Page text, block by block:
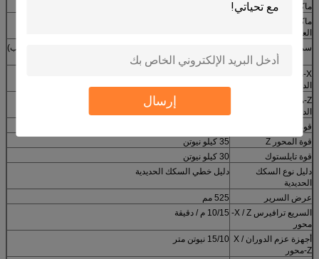
إرسال
ماكس. تحول قطر
ماكس. طول قطعة
العمل
سمك فارغة
0،5-5،0 ملم (الألومنيوم والنحاس) 0،5-2،5 مم (الكربون الصلب)
0،5-2،0 مم (الفولاذ المقاوم للصدأ)
X-محور السكتة
الدماغية
Z-محور السكتة
الدماغية
قوة المحور السيني
قوة المحور Z
35 كيلو نيوتن
قوة تايلستوك
30 كيلو نيوتن
دليل نوع السكك
الحديدية
دليل خطي السكك الحديدية
عرض السرير
525 مم
السريع ترافيرس X / Z-
محور
10/15 م / دقيقة
أجهزة عزم الدوران X /
Z-محور
15/10 نيوتن متر